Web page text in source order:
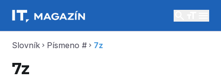
Slovník chevron_right Písmeno # chevron_right 7z
7z